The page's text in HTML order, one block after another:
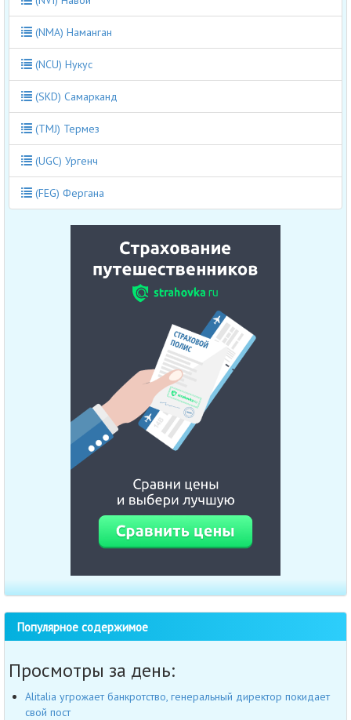
(NMA) Наманган
(NCU) Нукус
(SKD) Самарканд
(TMJ) Термез
(UGC) Ургенч
(FEG) Фергана
Популярное содержимое
Просмотры за день:
Alitalia угрожает банкротство, генеральный директор покидает
свой пост